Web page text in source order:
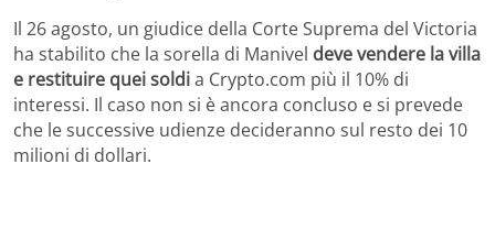
Il 26 agosto, un giudice della Corte Suprema del Victoria
ha stabilito che la sorella di Manivel deve vendere la villa
e restituire quei soldia Crypto.com più il 10% di
interessi. Il caso non si è ancora concluso e si prevede
che le successive udienze decideranno sul resto dei 10
milioni di dollari.